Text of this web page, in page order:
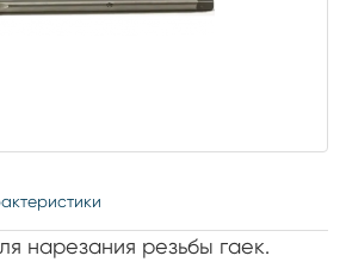
нарезания резьбы гаек.